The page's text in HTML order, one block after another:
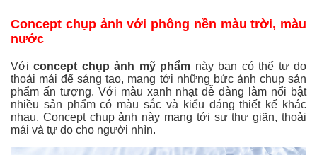
Concept chụp ảnh với phông nền màu trời, màu
nước
Vớiconcept chụp ảnh mỹ phẩm này bạn có thể tự do
thoải mái để sáng tạo, mang tới những bức ảnh chụp sản
phẩm ấn tượng. Với màu xanh nhạt dễ dàng làm nổi bật
nhiều sản phẩm có màu sắc và kiểu dáng thiết kế khác
nhau. Concept chụp ảnh này mang tới sự thư giãn, thoải
mái và tự do cho người nhìn.